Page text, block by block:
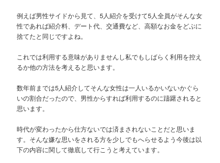
例えば男性サイドから見て、5人紹介を受けて5人全員がそんな女
性であれば紹介料、デート代、交通費など、高額なお金をどぶに
捨てたと同じですよね。
これでは利用する意味がありませんし私でもしばらく利用を控え
るか他の方法を考えると思います。
数年前までは5人紹介してそんな女性は一人いるかいないかぐら
いの割合だったので、男性からすれば利用するのに躊躇されると
思います。
時代が変わったから仕方ないでは済まされないことだと思いま
す。そんな嫌な思いをされる方を少しでもへらせるよう今後は以
下の内容に関して徹底して行こうと考えています。